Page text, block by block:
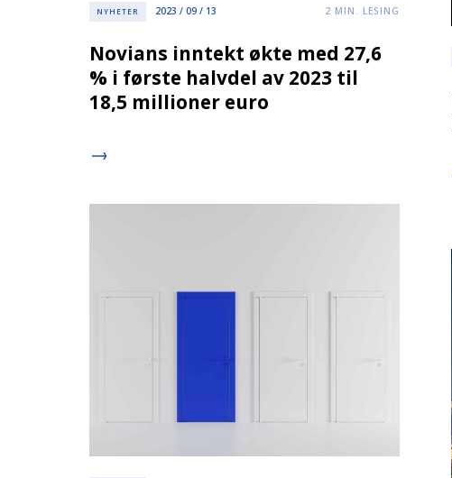
NYHETER 2023 / 09 / 13 2 MIN. LESING
Novians inntekt økte med 27,6
% i første halvdel av 2023 til
18,5 millioner euro